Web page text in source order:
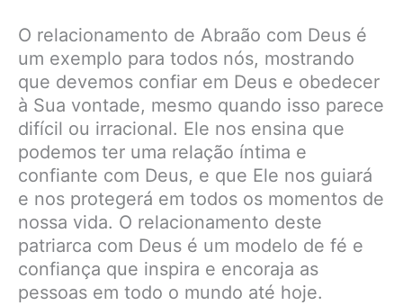
O relacionamento de Abraão com Deus é
um exemplo para todos nós, mostrando
que devemos confiar em Deus e obedecer
à Sua vontade, mesmo quando isso parece
difícil ou irracional. Ele nos ensina que
podemos ter uma relação íntima e
confiante com Deus, e que Ele nos guiará
e nos protegerá em todos os momentos de
nossa vida. O relacionamento deste
patriarca com Deus é um modelo de fé e
confiança que inspira e encoraja as
pessoas em todo o mundo até hoje.